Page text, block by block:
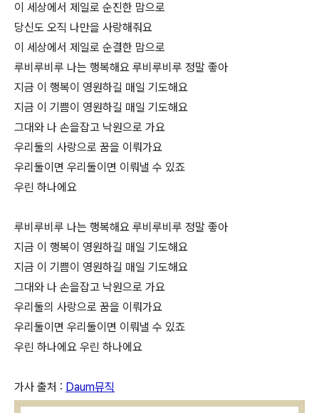
이 세상에서 제일로 순진한 맘으로
당신도 오직 나만을 사랑해줘요
이 세상에서 제일로 순결한 맘으로
루비루비루 나는 행복해요 루비루비루 정말 좋아
지금 이 행복이 영원하길 매일 기도해요
지금 이 기쁨이 영원하길 매일 기도해요
그대와 나 손을잡고 낙원으로 가요
우리둘의 사랑으로 꿈을 이뤄가요
우리둘이면 우리둘이면 이뤄낼 수 있죠
우린 하나에요
루비루비루 나는 행복해요 루비루비루 정말 좋아
지금 이 행복이 영원하길 매일 기도해요
지금 이 기쁨이 영원하길 매일 기도해요
그대와 나 손을잡고 낙원으로 가요
우리둘의 사랑으로 꿈을 이뤄가요
우리둘이면 우리둘이면 이뤄낼 수 있죠
우린 하나에요 우린 하나에요
가사 출처 : Daum뮤직